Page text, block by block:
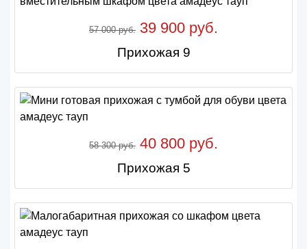
57 000 руб. 39 900 руб.
Прихожая 9
58 300 руб. 40 800 руб.
Прихожая 5